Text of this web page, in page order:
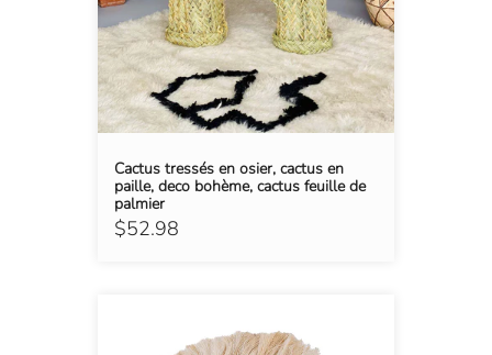
$52.98
Cactus tressés en osier, cactus en
paille, deco bohème, cactus feuille de
palmier